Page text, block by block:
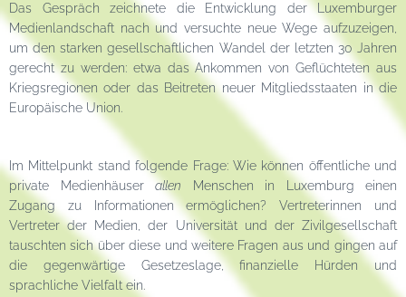
Das Gespräch zeichnete die Entwicklung der Luxemburger
Medienlandschaft nach und versuchte neue Wege aufzuzeigen,
um den starken gesellschaftlichen Wandel der letzten 30 Jahren
gerecht zu werden: etwa das Ankommen von Geflüchteten aus
Kriegsregionen oder das Beitreten neuer Mitgliedsstaaten in die
Europäische Union.
Im Mittelpunkt stand folgende Frage: Wie können öffentliche und
private Medienhäuser allen Menschen in Luxemburg einen
Zugang zu Informationen ermöglichen? Vertreterinnen und
Vertreter der Medien, der Universität und der Zivilgesellschaft
tauschten sich über diese und weitere Fragen aus und gingen auf
die gegenwärtige Gesetzeslage, finanzielle Hürden und
sprachliche Vielfalt ein.